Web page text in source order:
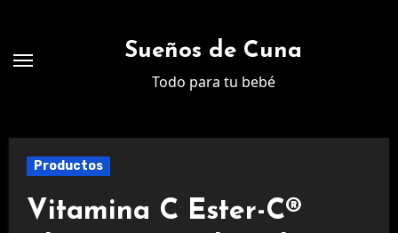
contenido
Sueños de Cuna
Todo para tu bebé
Productos
Vitamina C Ester-C®